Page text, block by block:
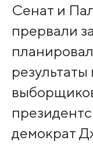
Сенат и
прервали
демократ